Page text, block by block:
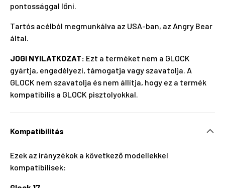
pontossággal lőni.
Tartós acélból megmunkálva az USA-ban, az Angry Bear
által.
JOGI NYILATKOZAT: Ezt a terméket nem a GLOCK
gyártja, engedélyezi, támogatja vagy szavatolja. A
GLOCK nem szavatolja és nem állítja, hogy ez a termék
kompatibilis a GLOCK pisztolyokkal.
Kompatibilitás
Ezek az irányzékok a következő modellekkel
kompatibilisek: